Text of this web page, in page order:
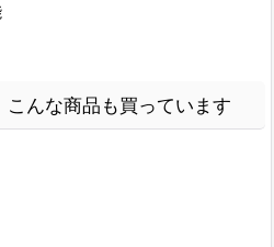
んな商品も買っています